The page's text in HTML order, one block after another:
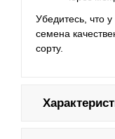
Убедитесь, что
семена
сорту.